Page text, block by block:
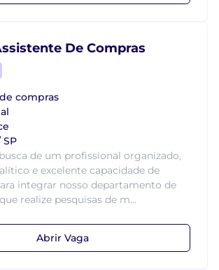
De Compras
compras
SP
de um profissional organizado,
e excelente capacidade de
integrar nosso departamento de
realize pesquisas de m...
Abrir Vaga